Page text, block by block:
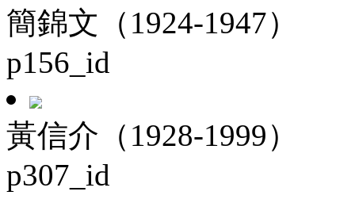
簡錦文（1924-1947）
p156_id
黃信介（1928-1999）
p307_id